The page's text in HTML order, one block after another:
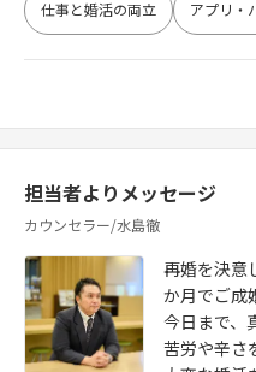
仕事と婚活の両立 アプリ・
担当者よりメッセージ
カウンセラー/水島徹
再婚を決意
か月でご成
今日まで、
苦労や辛さ